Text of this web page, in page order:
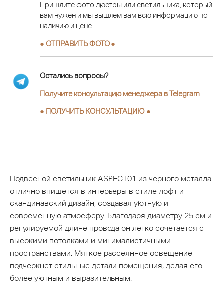
Пришлите фото люстры или светильника, который
вам нужен и мы вышлем вам всю информацию по
наличию и цене.
● ОТПРАВИТЬ ФОТО ●
Остались вопросы?
Получите консультацию менеджера в Telegram
● ПОЛУЧИТЬ КОНСУЛЬТАЦИЮ ●
Подвесной светильник ASPECT01 из черного металла
отлично впишется в интерьеры в стиле лофт и
скандинавский дизайн, создавая уютную и
современную атмосферу. Благодаря диаметру 25 см и
регулируемой длине провода он легко сочетается с
высокими потолками и минималистичными
пространствами. Мягкое рассеянное освещение
подчеркнет стильные детали помещения, делая его
более уютным и выразительным.